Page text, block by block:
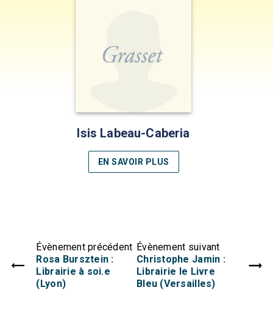
Isis Labeau-Caberia
EN SAVOIR PLUS
Évènement précédent
Rosa Bursztein :
Librairie à soi.e
(Lyon)
Évènement suivant
Christophe Jamin :
Librairie le Livre
Bleu (Versailles)